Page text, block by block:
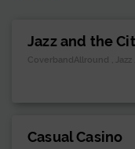
Jazz and the
CoverbandAllround , Jazz
Casual Casino